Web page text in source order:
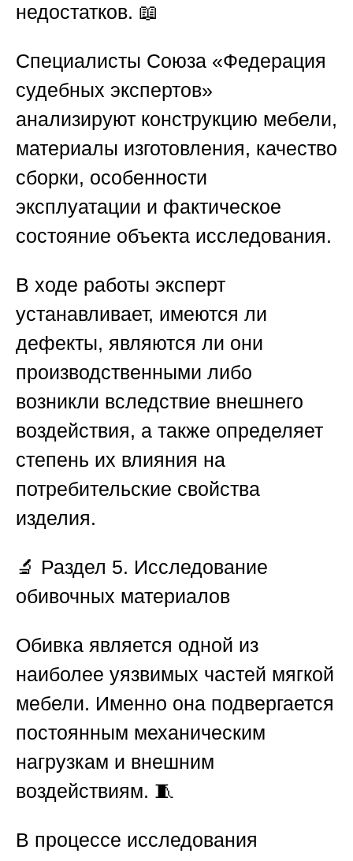
недостатков. 📖
Специалисты Союза «Федерация
судебных экспертов»
анализируют конструкцию мебели,
материалы изготовления, качество
сборки, особенности
эксплуатации и фактическое
состояние объекта исследования.
В ходе работы эксперт
устанавливает, имеются ли
дефекты, являются ли они
производственными либо
возникли вследствие внешнего
воздействия, а также определяет
степень их влияния на
потребительские свойства
изделия.
🔬 Раздел 5. Исследование
обивочных материалов
Обивка является одной из
наиболее уязвимых частей мягкой
мебели. Именно она подвергается
постоянным механическим
нагрузкам и внешним
воздействиям. 🧵
В процессе исследования